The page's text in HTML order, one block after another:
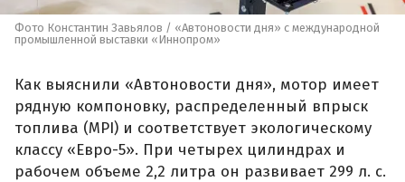
Фото Константин Завьялов / «Автоновости дня» с международной
промышленной выставки «Иннопром»
Как выяснили «Автоновости дня», мотор имеет
рядную компоновку, распределенный впрыск
топлива (MPI) и соответствует экологическому
классу «Евро-5». При четырех цилиндрах и
рабочем объеме 2,2 литра он развивает 299 л. с.